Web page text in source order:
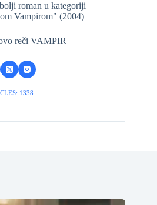
roman u kategoriji
Vampirom" (2004)
reči VAMPIR
1338